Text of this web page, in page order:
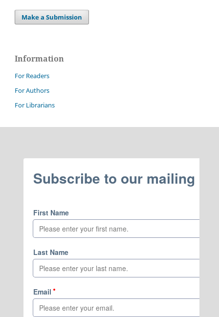
Make a Submission
Information
For Readers
For Authors
For Librarians